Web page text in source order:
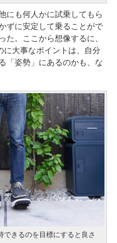
にも何人かに試乗してもら
ずに安定して乗ることがで
た。ここから想像するに、
に大事なポイントは、自分
「姿勢」にあるのかも、な
きるのを目標にすると良さ